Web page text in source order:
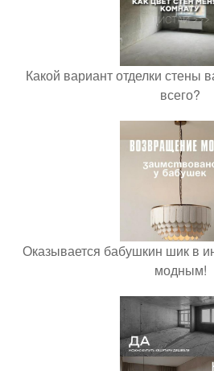
Какой вариант отделки стены
всего?
Оказывается бабушкин шик в
модным!